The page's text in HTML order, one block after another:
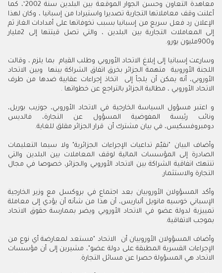
معاهدة التعاون وحسن الجوار الموقعة بين البلدين سنة 2002‘، كما
أعلنت وقف معاملاتها التجارية تصديرا واستيرادا من إسبانيا ، وكان لهذا
الإعلان رد فعل سريع من إسبانيا بسبب تخوفاتها على أمدادات الغاز ثم
إلى المعاملات التجارية بين البلدين ، والتي تصل قيتتها إلى 2مليار
و900مليون يورو.
وسارعت إسبانيا إلى إبلاغ الاتحاد الأوروبي وطلب القيام بما يلزم ، وقالت
اللجنة الأوروبية متهمة الجزائر بخرق اتفاق الشراكة بينها وبين الاتحاد
الأوروبي، أنه يمكن أن يلجأ إلى اتخاذ إجراءات عقابية ضدها من طرف
الاتحاد الأوروبي ، مطالبة الجزائر بالتراجع عن خطواتها .
و اعتبر مسؤول السياسة الخارجية في الاتحاد الأوروبي، جوزيب بوريل،
ونائب رئيسة المفوضية المسؤول عن التجارة، فالديس
دومبروفسكيس، في بيان مشترك أن قرار الجزائر مقلق للغاية.
وأضاف البيان "نقيّم تداعيات الإجراءات الجزائرية" ولا سيما التعليمات
الصادرة إلى المؤسسات المالية لوقف المعاملات بين البلدين والتي
تنتهك اتفاقية الشراكة بين الاتحاد الأوروبي والجزائر، خصوصا في مجال
التجارة والاستثمار.
وأكد المسؤولان الأوروبيان بعد اجتماع في بروكسل مع وزير الخارجية
الإسباني خوسيه مانويل ألباريس، أن هذا من شأنه أن يؤدي إلى معاملة
تمييزية لدولة عضو في الاتحاد الأوروبي ويضر بممارسة حقوق الاتحاد
بموجب الاتفاقية.
وأضاف المسؤولان الأوروبيان أن الاتحاد "مستعد لمعارضة أي نوع من
الإجراءات القسرية المطبقة على دولة عضو"، مشيرين إلى أن مؤسسات
الاتحاد هي المسؤولة حصرا عن مسائل التجارة.